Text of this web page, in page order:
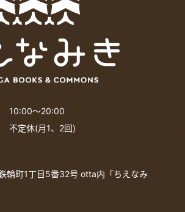
10:00〜20:00
不定休(月1、2回)
輪町1丁目5番32号 otta内「ちえなみ